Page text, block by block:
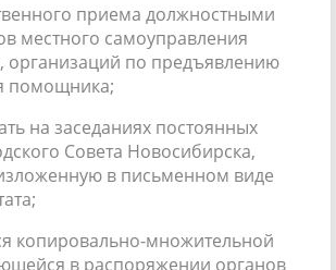
приема должностными
местного самоуправления
организаций по предъявлению
помощника;
на заседаниях постоянных
Совета Новосибирска,
в письменном виде
копировально-множительной
в распоряжении органов